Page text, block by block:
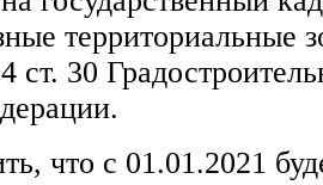
территориальные
ст. 30
что с 01.01.2021